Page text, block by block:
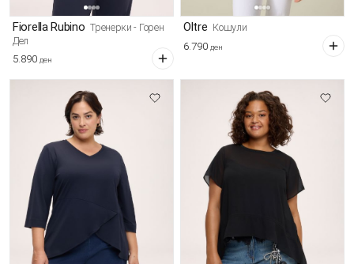
Fiorella Rubino Тренерки - Горен
Дел
5.890 ден
Oltre Кошули
6.790 ден